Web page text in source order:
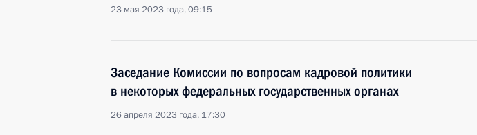
23 мая 2023 года, 09:15
Заседание Комиссии по вопросам кадровой политики
в некоторых федеральных государственных органах
26 апреля 2023 года, 17:30